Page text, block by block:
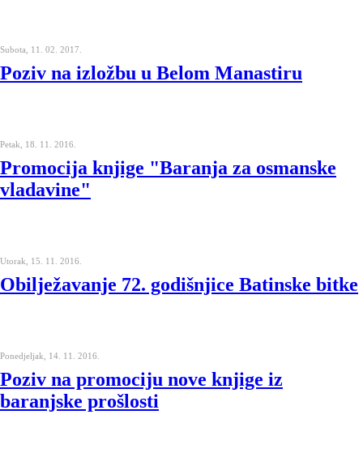
Subota, 11. 02. 2017.
Poziv na izložbu u Belom Manastiru
Petak, 18. 11. 2016.
Promocija knjige "Baranja za osmanske
vladavine"
Utorak, 15. 11. 2016.
Obilježavanje 72. godišnjice Batinske bitke
Ponedjeljak, 14. 11. 2016.
Poziv na promociju nove knjige iz
baranjske prošlosti